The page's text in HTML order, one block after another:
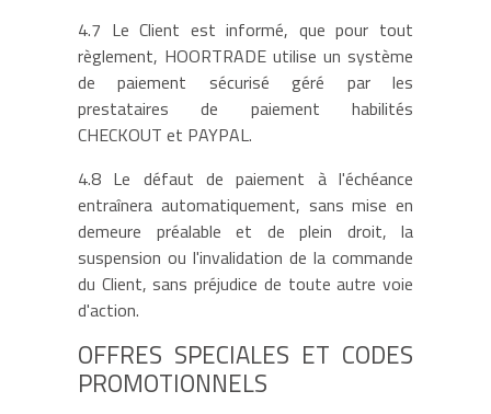
4.7 Le Client est informé, que pour tout
règlement, HOORTRADE utilise un système
de paiement sécurisé géré par les
prestataires de paiement habilités
CHECKOUT et PAYPAL.
4.8 Le défaut de paiement à l'échéance
entraînera automatiquement, sans mise en
demeure préalable et de plein droit, la
suspension ou l'invalidation de la commande
du Client, sans préjudice de toute autre voie
d'action.
OFFRES SPECIALES ET CODES
PROMOTIONNELS